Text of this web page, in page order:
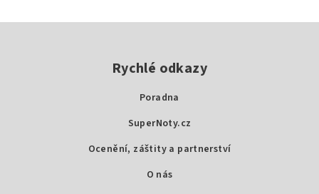
Rychlé odkazy
Poradna
SuperNoty.cz
Ocenění, záštity a partnerství
O nás